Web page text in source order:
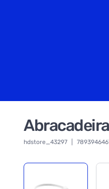
hdstore_43297